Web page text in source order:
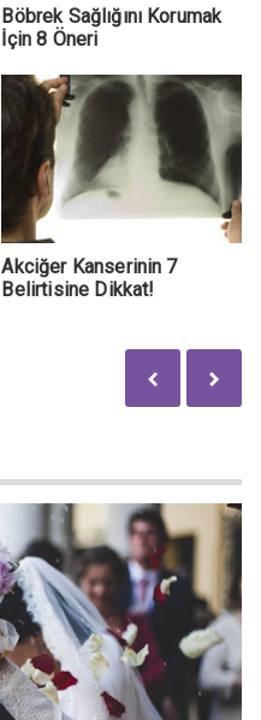
Böbrek Sağlığını Korumak
İçin 8 Öneri
Akciğer Kanserinin 7
Belirtisine Dikkat!